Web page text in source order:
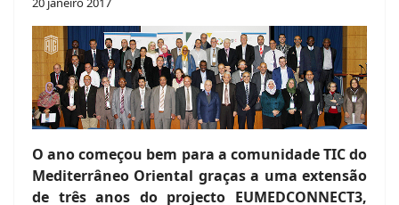
O ano começou bem para a comunidade TIC do
Mediterrâneo Oriental graças a uma extensão
de três anos do projecto EUMEDCONNECT3,